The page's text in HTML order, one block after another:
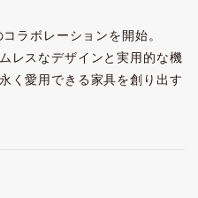
ラボレーションを開始。
レスなデザインと実用的な機
く愛用できる家具を創り出す